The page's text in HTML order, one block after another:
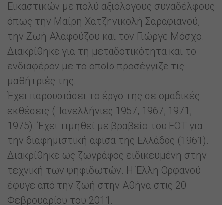
Εικαστικών με πολύ αξιόλογους συναδέλφους
όπως την Μαίρη Χατζηνικολή Σαραφιανού,
την Ζωή Αλαφούζου και τον Γιώργο Μόσχο.
Διακρίθηκε για τη μεταδοτικότητα και το
ενδιαφέρον με το οποίο προσέγγιζε τις
μαθήτριές της.
Έχει παρουσιάσει το έργο της σε ομαδικές
εκθέσεις (Πανελλήνιες 1957, 1967, 1971,
1975). Έχει τιμηθεί με βραβείο του ΕΟΤ για
την διαφημιστική αφίσα της Ελλάδος (1961).
Διακρίθηκε ως ζωγράφος ειδικευμένη στην
τεχνική των ψηφιδωτών. Η Έλλη Ορφανού
έφυγε από την ζωή στην Αθήνα στις 20
Φεβρουαρίου του 2011.